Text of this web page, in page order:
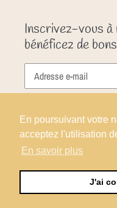
En poursuivant votre
acceptez l'utilisation
En savoir plus
J'ai
Inscrivez-vous
bénéficez de
©